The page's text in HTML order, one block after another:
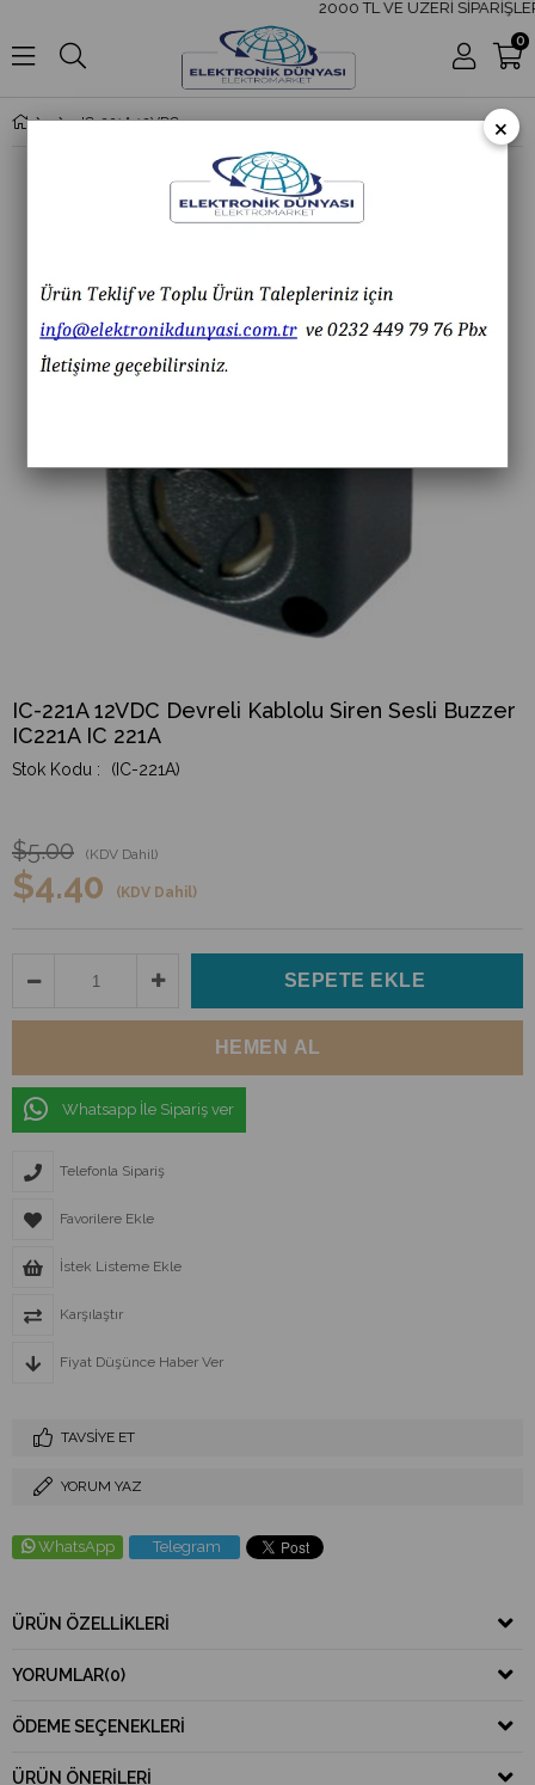
2000 TL VE ÜZERİ
0
IC-221A 12VDC Devreli Kablolu Siren Sesli Buzzer IC221A IC 221A
IC-221A 12VDC Devreli Kablolu Siren Sesli Buzzer
IC221A IC 221A
(IC-221A)
$5.00 (KDV Dahil)
$4.40 (KDV Dahil)
Whatsapp İle Sipariş ver
Telefonla Sipariş
Favorilere Ekle
İstek Listeme Ekle
Karşılaştır
Fiyat Düşünce Haber Ver
TAVSIYE ET
YORUM YAZ
WhatsApp Telegram
ÜRÜN ÖZELLIKLERI
YORUMLAR(0)
ÖDEME SEÇENEKLERI
ÜRÜN ÖNERILERI
×